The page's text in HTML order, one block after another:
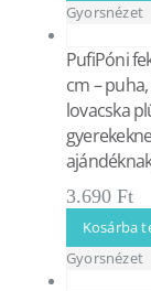
Gyorsnézet
PufiPóni
cm –
lovacska
ajándéknak
3.690 Ft
Kosárba
Gyorsnézet